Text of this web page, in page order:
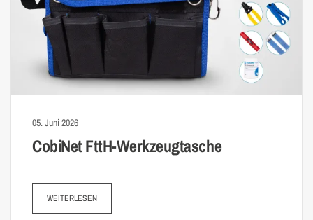
05. Juni 2026
CobiNet FttH-Werkzeug­tasche
WEITERLESEN